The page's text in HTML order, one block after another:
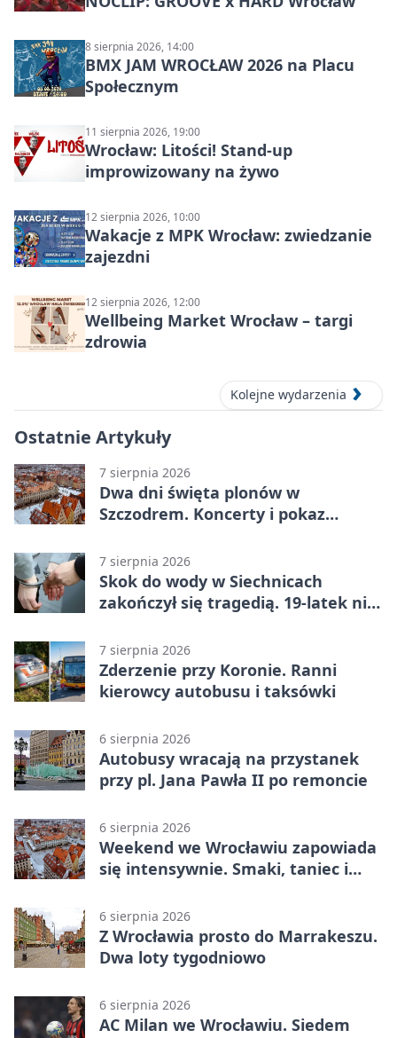
8 sierpnia 2026, 14:00
BMX JAM WROCŁAW 2026 na Placu
Społecznym
11 sierpnia 2026, 19:00
Wrocław: Litości! Stand-up
improwizowany na żywo
12 sierpnia 2026, 10:00
Wakacje z MPK Wrocław: zwiedzanie
zajezdni
12 sierpnia 2026, 12:00
Wellbeing Market Wrocław – targi
zdrowia
Kolejne wydarzenia
Ostatnie Artykuły
7 sierpnia 2026
Dwa dni święta plonów w
Szczodrem. Koncerty i pokaz
7 sierpnia 2026
Skok do wody w Siechnicach
zakończył się tragedią. 19-latek nie
7 sierpnia 2026
Zderzenie przy Koronie. Ranni
kierowcy autobusu i taksówki
6 sierpnia 2026
Autobusy wracają na przystanek
przy pl. Jana Pawła II po remoncie
6 sierpnia 2026
Weekend we Wrocławiu zapowiada
się intensywnie. Smaki, taniec i
6 sierpnia 2026
Z Wrocławia prosto do Marrakeszu.
Dwa loty tygodniowo
6 sierpnia 2026
AC Milan we Wrocławiu. Siedem